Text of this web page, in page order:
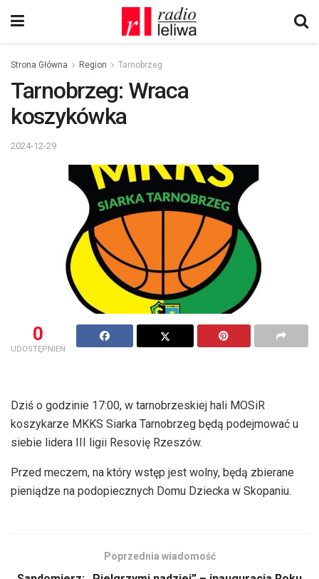
Strona Główna Region Tarnobrzeg
Tarnobrzeg: Wraca
koszykówka
2024-12-29
0
UDOSTĘPNIEŃ
Dziś o godzinie 17:00, w tarnobrzeskiej hali MOSiR
koszykarze MKKS Siarka Tarnobrzeg będą podejmować u
siebie lidera III ligii Resovię Rzeszów.
Przed meczem, na który wstęp jest wolny, będą zbierane
pieniądze na podopiecznych Domu Dziecka w Skopaniu.
Poprzednia wiadomość